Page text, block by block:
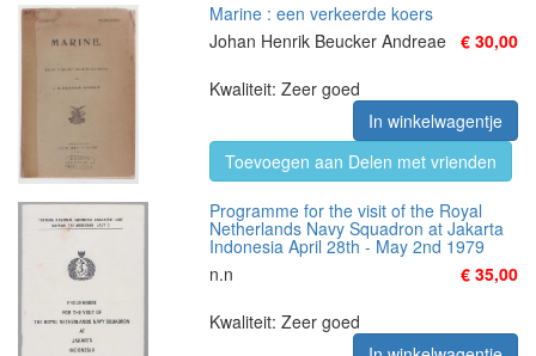
Marine : een verkeerde koers
Johan Henrik Beucker Andreae € 30,00
Kwaliteit: Zeer goed
In winkelwagentje
Toevoegen aan Delen met vrienden
Programme for the visit of the Royal
Netherlands Navy Squadron at Jakarta
Indonesia April 28th - May 2nd 1979
n.n
€ 35,00
Kwaliteit: Zeer goed